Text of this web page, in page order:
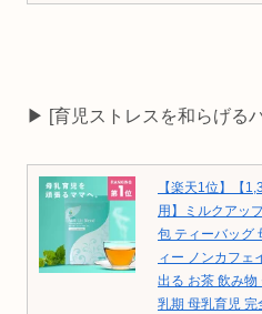
▶ [育児ストレスを和らげる
【楽天1位】【
用】ミルクアッ
包 ティーバッグ
ィー ノンカフェ
出る お茶 飲み物
乳期 母乳育児 完